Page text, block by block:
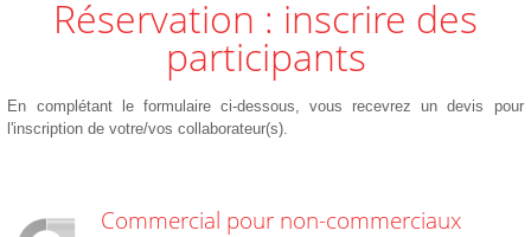
Réservation : inscrire des
participants
En complétant le formulaire ci-dessous, vous recevrez un devis pour
l'inscription de votre/vos collaborateur(s).
Commercial pour non-commerciaux